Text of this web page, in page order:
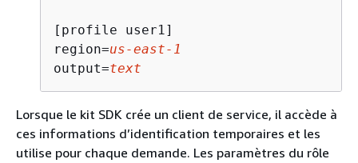
[profile user1]
region=us-east-1
output=text
Lorsque le kit SDK crée un client de service, il accède à
ces informations d’identification temporaires et les
utilise pour chaque demande. Les paramètres du rôle